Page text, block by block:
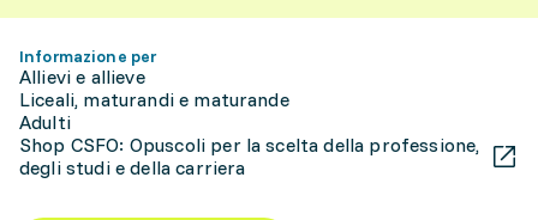
Informazione per
Allievi e allieve
Liceali, maturandi e maturande
Adulti
Shop CSFO: Opuscoli per la scelta della professione,
degli studi e della carriera